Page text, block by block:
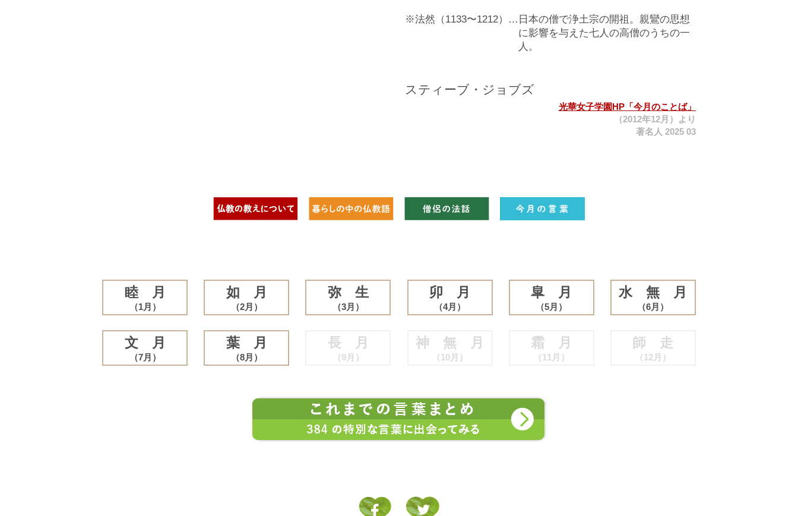
法然（1133〜1212）
日本の僧で浄土宗の開祖。親鸞の思想
に影響を与えた七人の高僧のうちの一
人。
スティーブ・ジョブズ
光華女子学園HP「今月のことば」
（2012年12月）より
著名人 2025 03
睦 月
（1月）
如 月
（2月）
弥 生
（3月）
卯 月
（4月）
皐 月
（5月）
水 無 月
（6月）
文 月
（7月）
葉 月
（8月）
長 月
（9月）
神 無 月
（10月）
霜 月
（11月）
師 走
（12月）